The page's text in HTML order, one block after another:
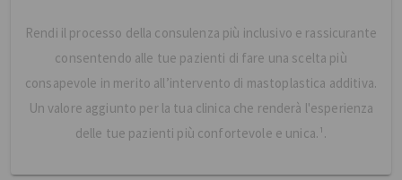
Rendi il processo della consulenza più inclusivo e rassicurante
consentendo alle tue pazienti di fare una scelta più
consapevole in merito all’intervento di mastoplastica additiva.
Un valore aggiunto per la tua clinica che renderà l'esperienza
delle tue pazienti più confortevole e unica.¹.